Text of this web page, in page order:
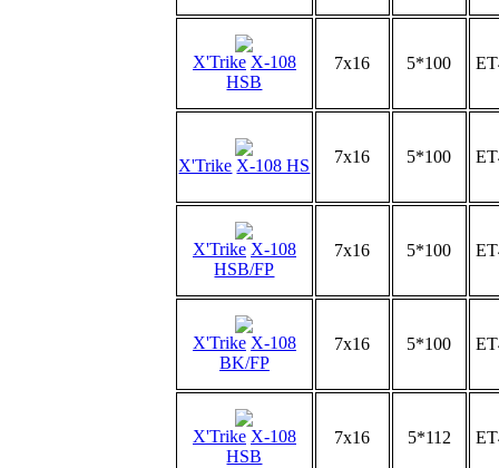
X'Trike X-108
HSB
7x16 5*100
X'Trike X-108 HS 7x16 5*100
X'Trike X-108
HSB/FP
7x16 5*100
X'Trike X-108
BK/FP
7x16 5*100
X'Trike X-108
HSB
7x16 5*112